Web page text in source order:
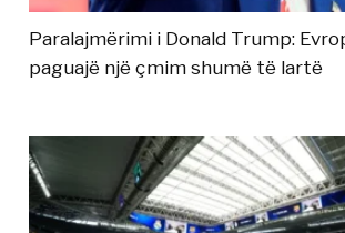
Paralajmërimi i Donald Trump:
paguajë një çmim shumë të lartë